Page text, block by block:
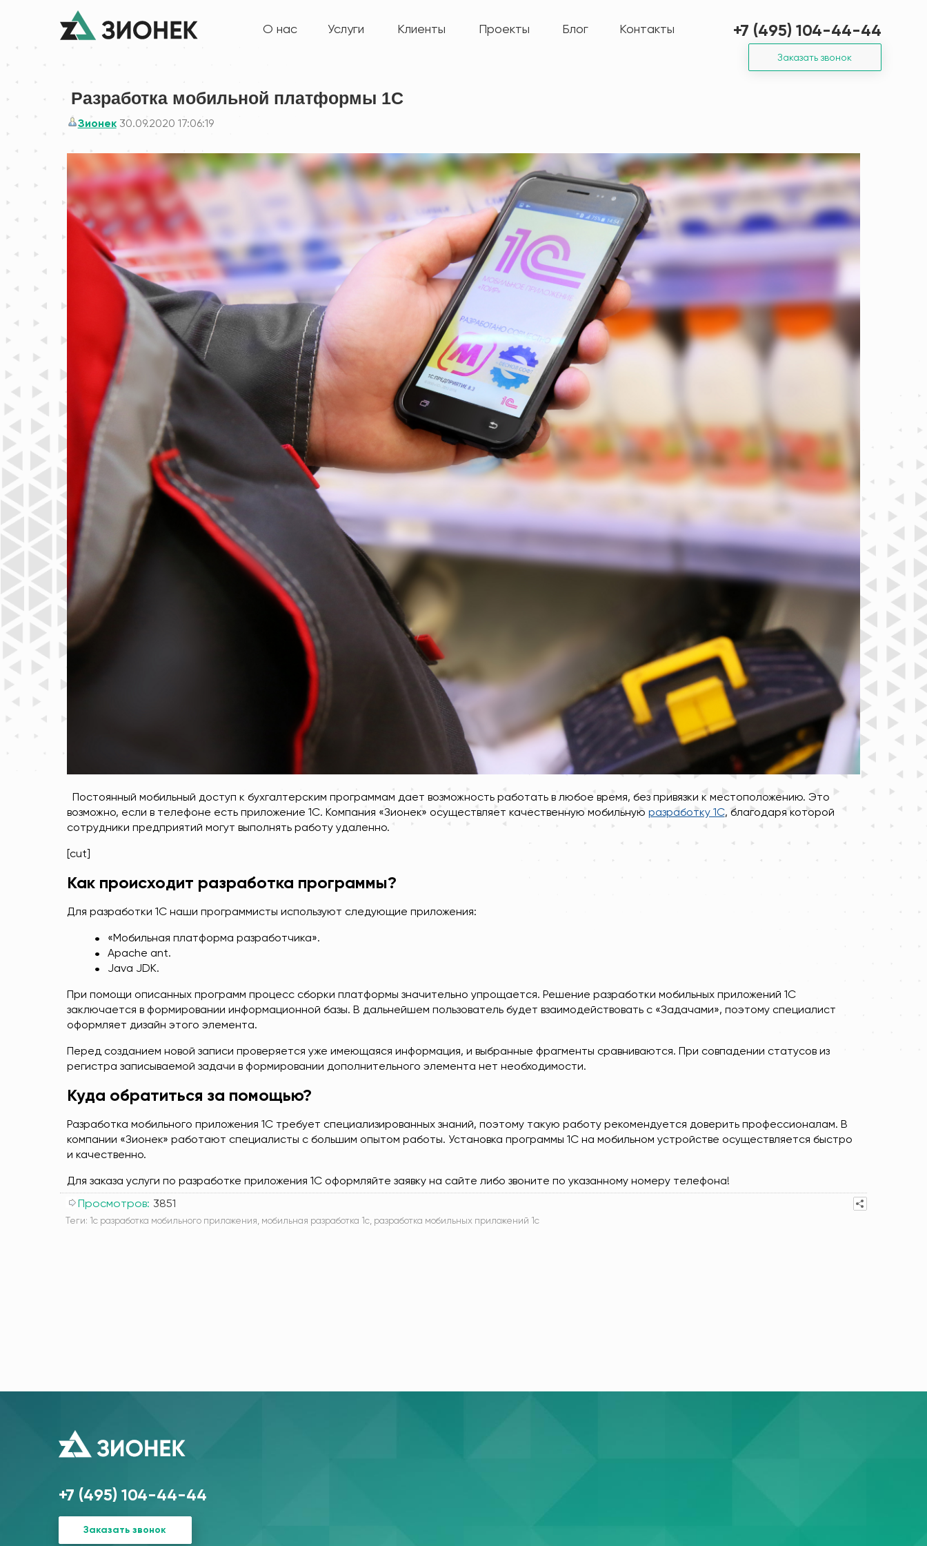
О нас Услуги Клиенты Проекты Блог Контакты +7 (495) 104-44-44
Заказать звонок
Разработка мобильной платформы 1С
Зионек 30.09.2020 17:06:19
Постоянный мобильный доступ к бухгалтерским программам дает возможность работать в любое время, без привязки к местоположению. Это
возможно, если в телефоне есть приложение 1С. Компания «Зионек» осуществляет качественную мобильную разработку 1С, благодаря которой
сотрудники предприятий могут выполнять работу удаленно.
[cut]
Как происходит разработка программы?
Для разработки 1С наши программисты используют следующие приложения:
«Мобильная платформа разработчика».
Apache ant.
Java JDK.
При помощи описанных программ процесс сборки платформы значительно упрощается. Решение разработки мобильных приложений 1С
заключается в формировании информационной базы. В дальнейшем пользователь будет взаимодействовать с «Задачами», поэтому специалист
оформляет дизайн этого элемента.
Перед созданием новой записи проверяется уже имеющаяся информация, и выбранные фрагменты сравниваются. При совпадении статусов из
регистра записываемой задачи в формировании дополнительного элемента нет необходимости.
Куда обратиться за помощью?
Разработка мобильного приложения 1С требует специализированных знаний, поэтому такую работу рекомендуется доверить профессионалам. В
компании «Зионек» работают специалисты с большим опытом работы. Установка программы 1С на мобильном устройстве осуществляется быстро
и качественно.
Для заказа услуги по разработке приложения 1С оформляйте заявку на сайте либо звоните по указанному номеру телефона!
Просмотров: 3851
Теги: 1с разработка мобильного приложения мобильная разработка 1с разработка мобильных приложений 1с
+7 (495) 104-44-44
Заказать звонок